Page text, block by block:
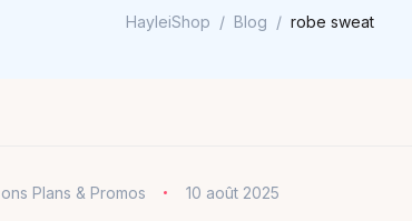
HayleiShop Blog robe sweat
Plans & Promos 10 août 2025